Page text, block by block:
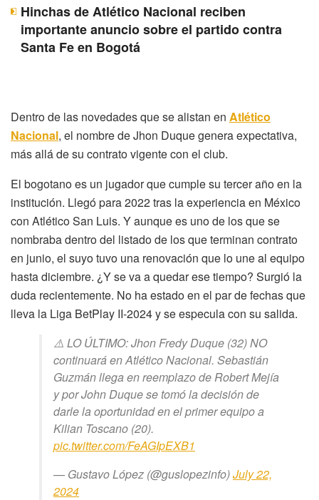
Hinchas de Atlético Nacional reciben
importante anuncio sobre el partido contra
Santa Fe en Bogotá
Dentro de las novedades que se alistan en Atlético
Nacional, el nombre de Jhon Duque genera expectativa,
más allá de su contrato vigente con el club.
El bogotano es un jugador que cumple su tercer año en la
institución. Llegó para 2022 tras la experiencia en México
con Atlético San Luis. Y aunque es uno de los que se
nombraba dentro del listado de los que terminan contrato
en junio, el suyo tuvo una renovación que lo une al equipo
hasta diciembre. ¿Y se va a quedar ese tiempo? Surgió la
duda recientemente. No ha estado en el par de fechas que
lleva la Liga BetPlay II-2024 y se especula con su salida.
⚠️ LO ÚLTIMO: Jhon Fredy Duque (32) NO
continuará en Atlético Nacional. Sebastián
Guzmán llega en reemplazo de Robert Mejía
y por John Duque se tomó la decisión de
darle la oportunidad en el primer equipo a
Kilian Toscano (20).
pic.twitter.com/FeAGIpEXB1
— Gustavo López (@guslopezinfo)July 22,
2024